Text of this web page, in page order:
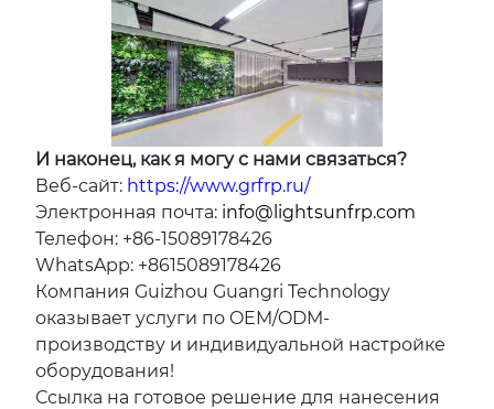
И наконец, как я могу с нами связаться?
Веб-сайт: https://www.grfrp.ru/
Электронная почта: info@lightsunfrp.com
Телефон: +86-15089178426
WhatsApp: +8615089178426
Компания Guizhou Guangri Technology
оказывает услуги по OEM/ODM-
производству и индивидуальной настройке
оборудования!
Ссылка на готовое решение для нанесения